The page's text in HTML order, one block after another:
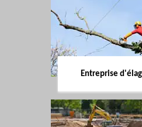
Entreprise